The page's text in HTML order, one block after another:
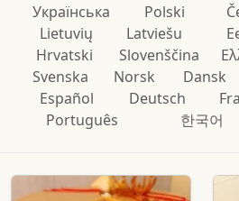
Українська Polski
Lietuvių
Latviešu
Hrvatski
Slovenščina
Svenska
Norsk Dansk
Español
Deutsch
Português
한국어